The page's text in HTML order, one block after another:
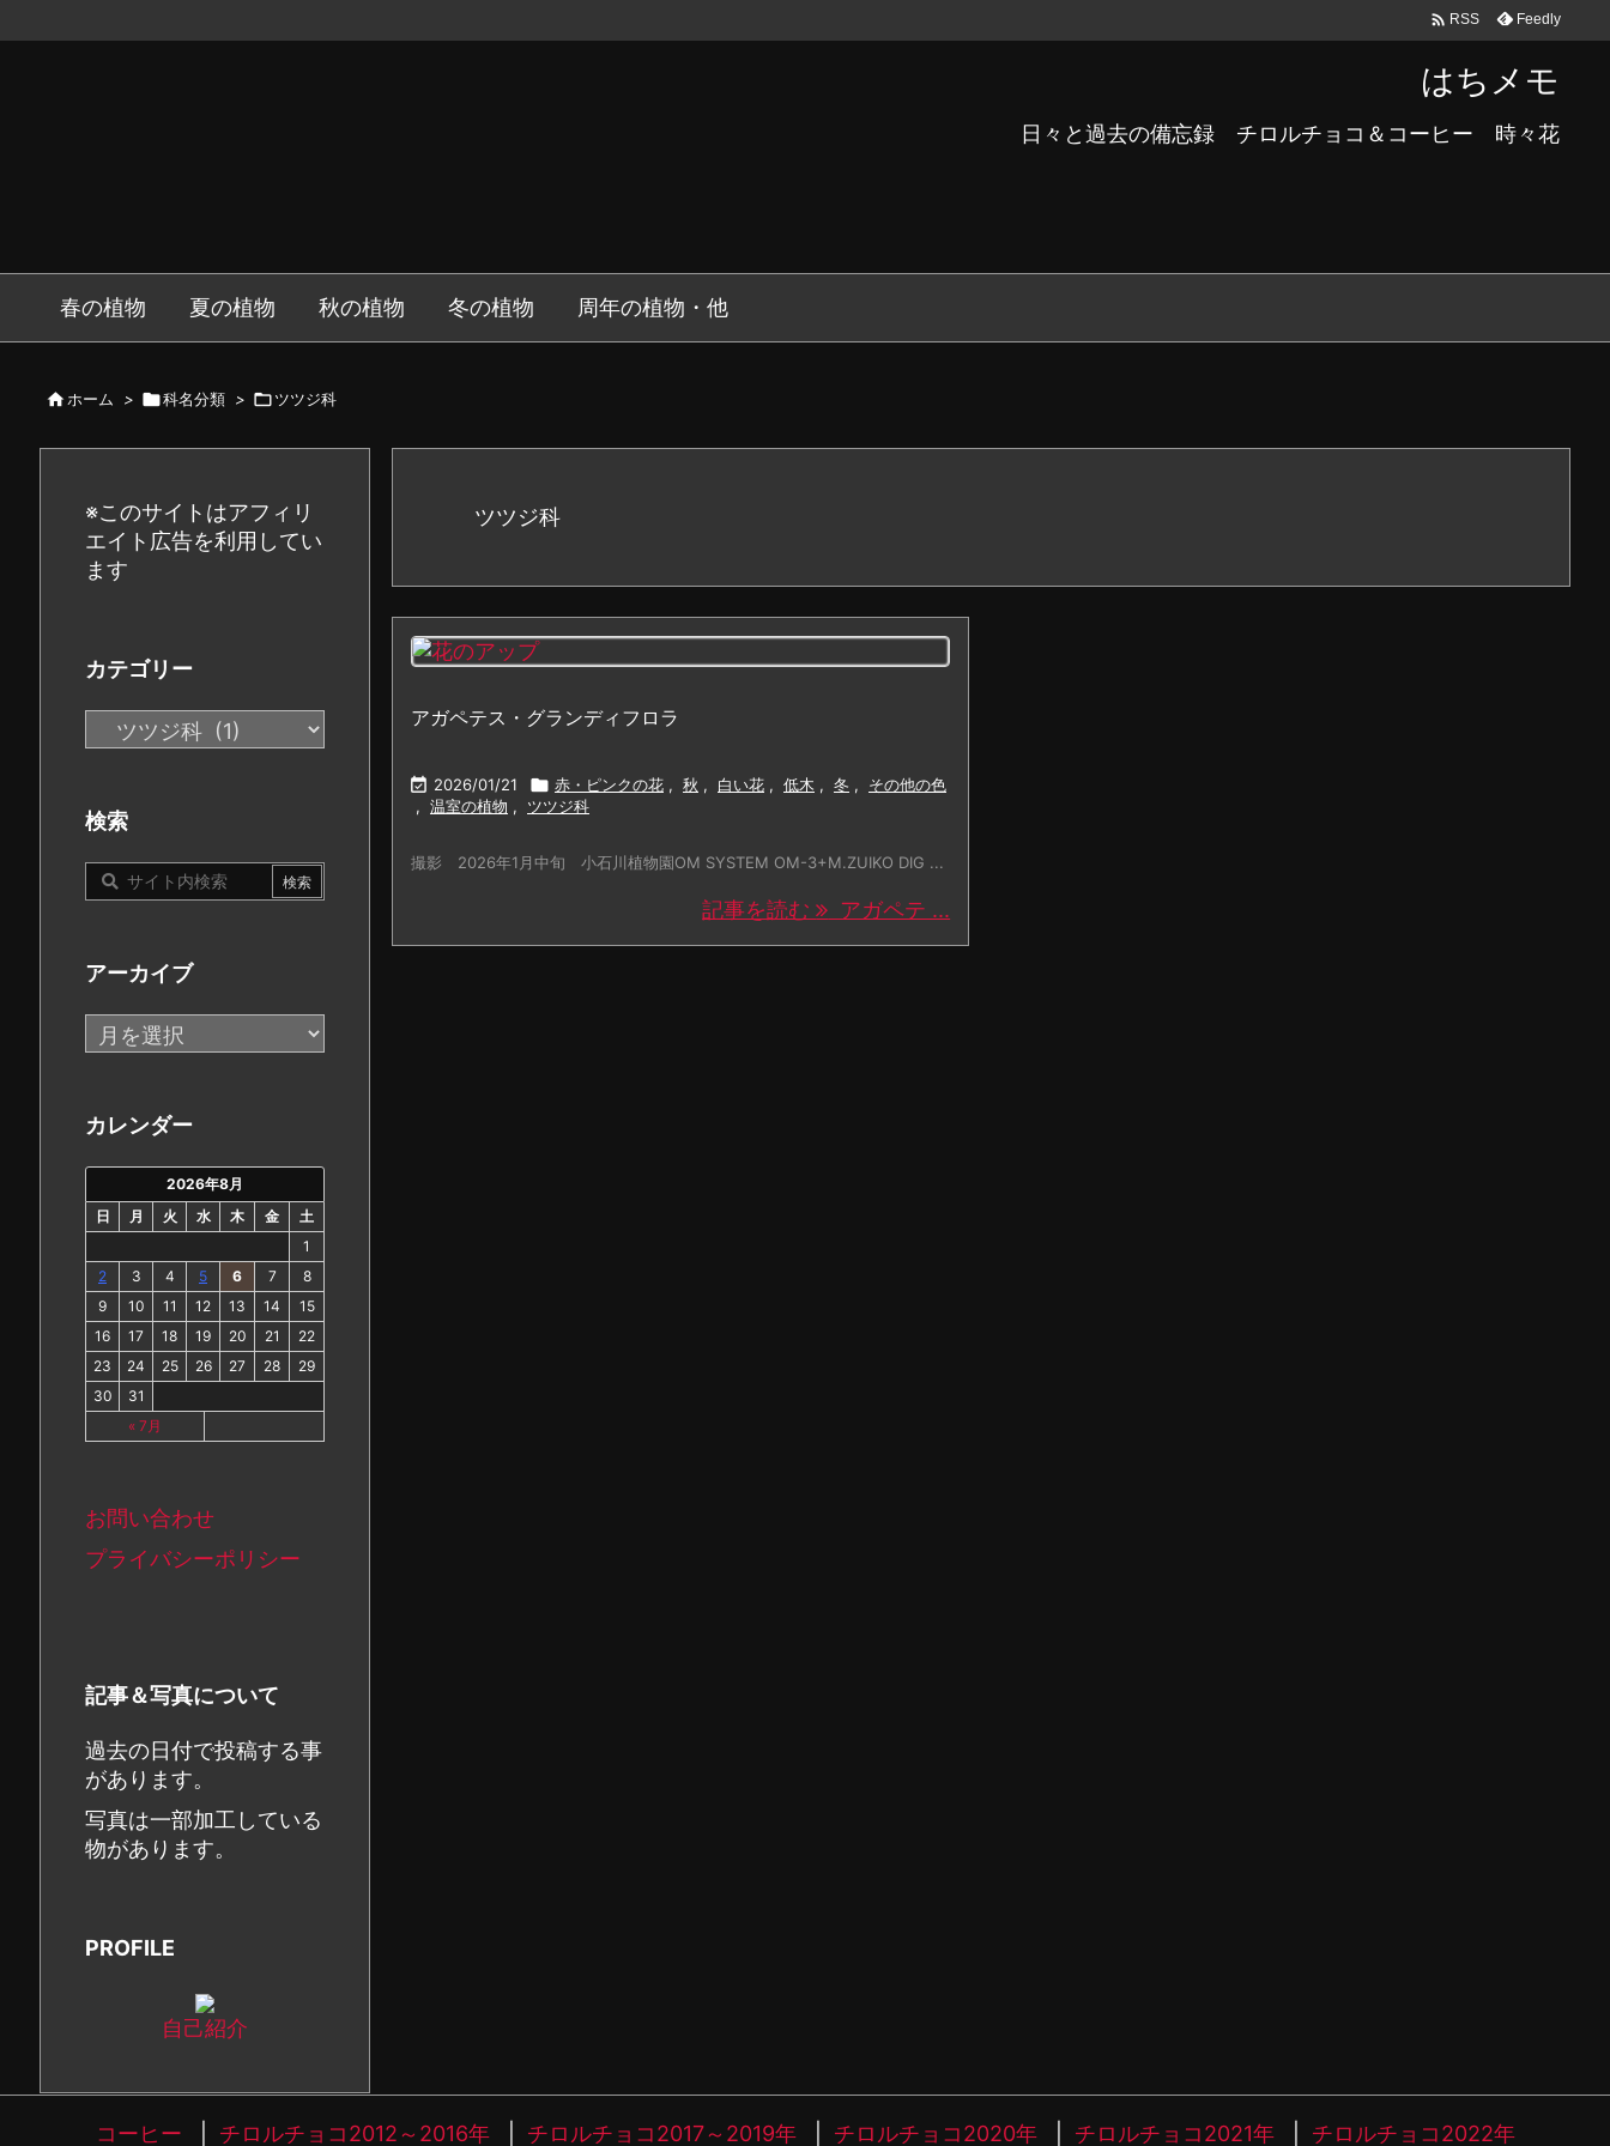
はちメモ
日々と過去の備忘録 チロルチョコ＆コーヒー 時々花
春の植物 夏の植物 秋の植物 冬の植物 周年の植物・他
 RSS Feedly
 ホーム > 科名分類 > ツツジ科
ツツジ科
アガペテス・グランディフロラ
 2026/01/21  赤・ピンクの花 , 秋 , 白い花 , 低木 , 冬 ,
その他の色
, 温室の植物 , ツツジ科
撮影 2026年1月中旬 小石川植物園OM SYSTEM OM-3+M.ZUIKO DIG ...
記事を読む アガペテ ...
※このサイトはアフィリ
エイト広告を利用してい
ます
カテゴリー
テ
リ
ー
検索
アーカイブ
ア
ー
イ
ブ
カレンダー
2026年8月
日
月 火 水 木 金
土
1
2
3 4 5 6 7
8
9
10 11 12 13 14
15
16
17 18 19 20 21
22
23
24 25 26 27 28
29
30
31
« 7月
お問い合わせ
プライバシーポリシー
記事＆写真について
過去の日付で投稿する事
があります。
写真は一部加工している
物があります。
PROFILE
自己紹介
コーヒー チロルチョコ2012～2016年 チロルチョコ2017～2019年 チロルチョコ2020年 チロルチョコ2021年 チロルチョコ2022年